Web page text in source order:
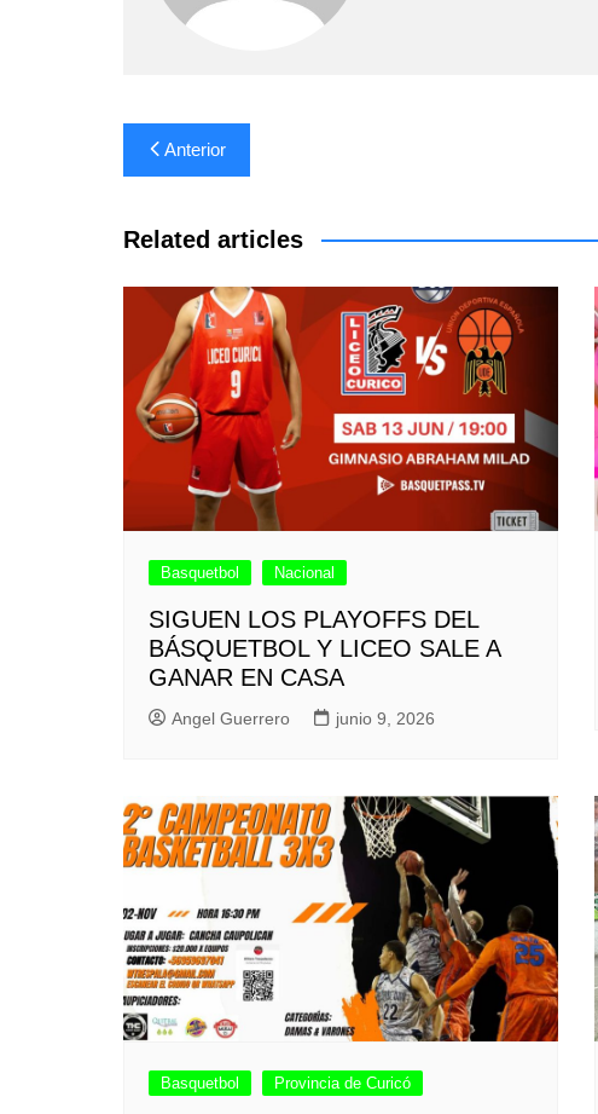
Navegación
de
entradas
Anterior
Related articles
Basquetbol Nacional
SIGUEN LOS PLAYOFFS DEL
BÁSQUETBOL Y LICEO SALE A
GANAR EN CASA
Angel Guerrero junio 9, 2026
Basquetbol Provincia de Curicó